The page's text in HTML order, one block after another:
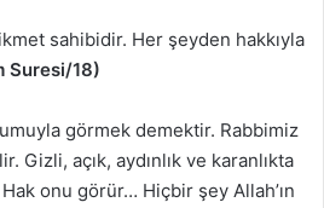
sahibidir. Her şeyden hakkıyla
Suresi/18)
görmek demektir. Rabbimiz
Gizli, açık, aydınlık ve karanlıkta
onu görür… Hiçbir şey Allah’ın